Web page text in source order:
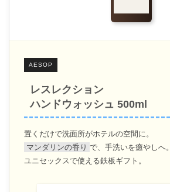
AESOP
レスレクション
ハンドウォッシュ 500ml
置くだけで洗面所がホテルの空間に。
マンダリンの香り で、手洗いを癒やしへ。
ユニセックスで使える鉄板ギフト。